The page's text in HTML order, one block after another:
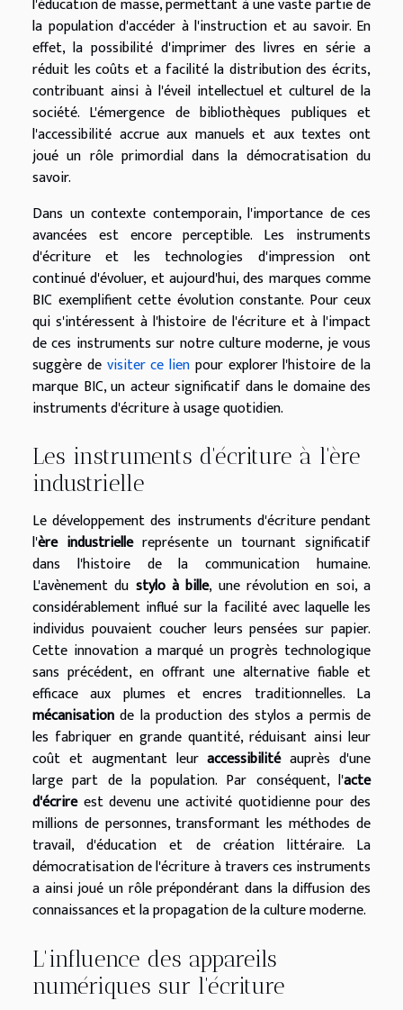
l'éducation de masse, permettant à une vaste partie de
la population d'accéder à l'instruction et au savoir. En
effet, la possibilité d'imprimer des livres en série a
réduit les coûts et a facilité la distribution des écrits,
contribuant ainsi à l'éveil intellectuel et culturel de la
société. L'émergence de bibliothèques publiques et
l'accessibilité accrue aux manuels et aux textes ont
joué un rôle primordial dans la démocratisation du
savoir.
Dans un contexte contemporain, l'importance de ces
avancées est encore perceptible. Les instruments
d'écriture et les technologies d'impression ont
continué d'évoluer, et aujourd'hui, des marques comme
BIC exemplifient cette évolution constante. Pour ceux
qui s'intéressent à l'histoire de l'écriture et à l'impact
de ces instruments sur notre culture moderne, je vous
suggère de visiter ce lien pour explorer l'histoire de la
marque BIC, un acteur significatif dans le domaine des
instruments d'écriture à usage quotidien.
Les instruments d'écriture à l'ère
industrielle
Le développement des instruments d'écriture pendant
l'ère industriellereprésente un tournant significatif
dans l'histoire de la communication humaine.
L'avènement du stylo à bille, une révolution en soi, a
considérablement influé sur la facilité avec laquelle les
individus pouvaient coucher leurs pensées sur papier.
Cette innovation a marqué un progrès technologique
sans précédent, en offrant une alternative fiable et
efficace aux plumes et encres traditionnelles. La
mécanisation de la production des stylos a permis de
les fabriquer en grande quantité, réduisant ainsi leur
coût et augmentant leuraccessibilitéauprès d'une
large part de la population. Par conséquent, l'acte
d'écrireest devenu une activité quotidienne pour des
millions de personnes, transformant les méthodes de
travail, d'éducation et de création littéraire. La
démocratisation de l'écriture à travers ces instruments
a ainsi joué un rôle prépondérant dans la diffusion des
connaissances et la propagation de la culture moderne.
L'influence des appareils
numériques sur l'écriture